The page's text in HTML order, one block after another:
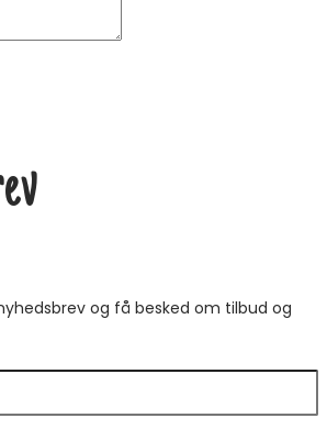
og få besked om tilbud og